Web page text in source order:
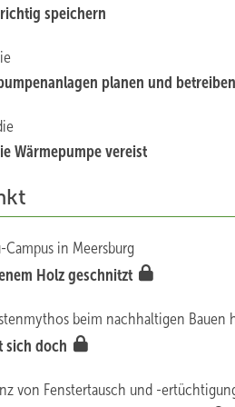
speichern
planen und betreiben
Wärmepumpe vereist
Campus in Meersburg
Holz geschnitzt
beim nachhaltigen Bauen
sich doch
von Fenstertausch und -